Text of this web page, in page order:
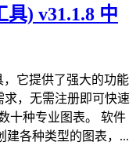
) v31.1.8 中
，它提供了强大的功能
，无需注册即可快速
十种专业图表。 软件
建各种类型的图表，...